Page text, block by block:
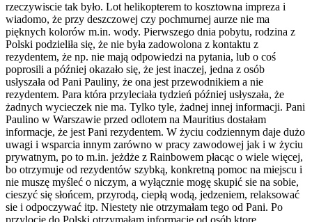
rzeczywiscie tak było. Lot helikopterem to kosztowna impreza i
wiadomo, że przy deszczowej czy pochmurnej aurze nie ma
pięknych kolorów m.in. wody. Pierwszego dnia pobytu, rodzina z
Polski podzieliła się, że nie była zadowolona z kontaktu z
rezydentem, że np. nie mają odpowiedzi na pytania, lub o coś
poprosili a później okazało się, że jest inaczej, jedna z osób
usłyszała od Pani Pauliny, że ona jest przewodnikiem a nie
rezydentem. Para która przyleciała tydzień później usłyszała, że
żadnych wycieczek nie ma. Tylko tyle, żadnej innej informacji. Pani
Paulino w Warszawie przed odlotem na Mauritius dostałam
informacje, że jest Pani rezydentem. W życiu codziennym daje dużo
uwagi i wsparcia innym zarówno w pracy zawodowej jak i w życiu
prywatnym, po to m.in. jeżdże z Rainbowem płacąc o wiele więcej,
bo otrzymuje od rezydentów szybką, konkretną pomoc na miejscu i
nie muszę myśleć o niczym, a wyłącznie mogę skupić sie na sobie,
cieszyć się słońcem, przyrodą, ciepłą wodą, jedzeniem, relaksować
sie i odpoczywać itp. Niestety nie otrzymałam tego od Pani. Po
przylocie do Polski otrzymałam informacje od osób ktore